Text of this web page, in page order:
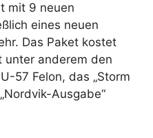
mit 9 neuen
eines neuen
Das Paket kostet
unter anderem den
57 Felon, das „Storm
Ausgabe“